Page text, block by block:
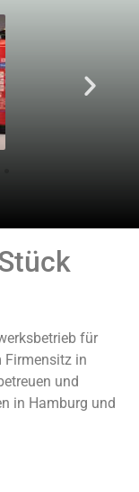
für
Firmensitz in
und
in Hamburg und